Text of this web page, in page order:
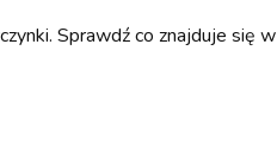
Sprawdź co znajduje się